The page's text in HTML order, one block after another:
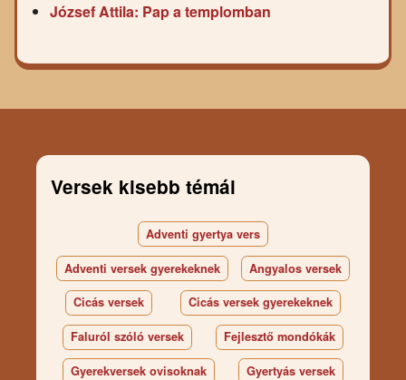
József Attila: Pap a templomban
Versek kisebb témái
Adventi gyertya vers
Adventi versek gyerekeknek Angyalos versek
Cicás versek Cicás versek gyerekeknek
Faluról szóló versek Fejlesztő mondókák
Gyerekversek ovisoknak Gyertyás versek